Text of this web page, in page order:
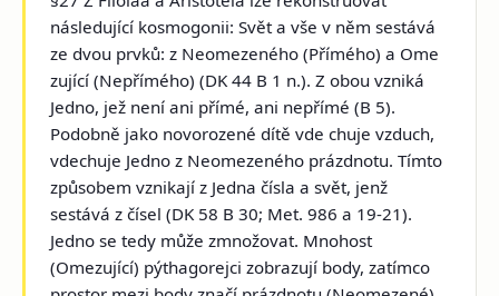
následující kosmogonii: Svět a vše v něm sestává
ze dvou prvků: z Neomezeného (Přímého) a Ome
zující (Nepřímého) (DK 44 B 1 n.). Z obou vzniká
Jedno, jež není ani přímé, ani nepřímé (B 5).
Podobně jako novorozené dítě vde chuje vzduch,
vdechuje Jedno z Neomezeného prázdnotu. Tímto
způsobem vznikají z Jedna čísla a svět, jenž
sestává z čísel (DK 58 B 30; Met. 986 a 19-21).
Jedno se tedy může zmnožovat. Mnohost
(Omezující) pýthagorejci zobrazují body, zatímco